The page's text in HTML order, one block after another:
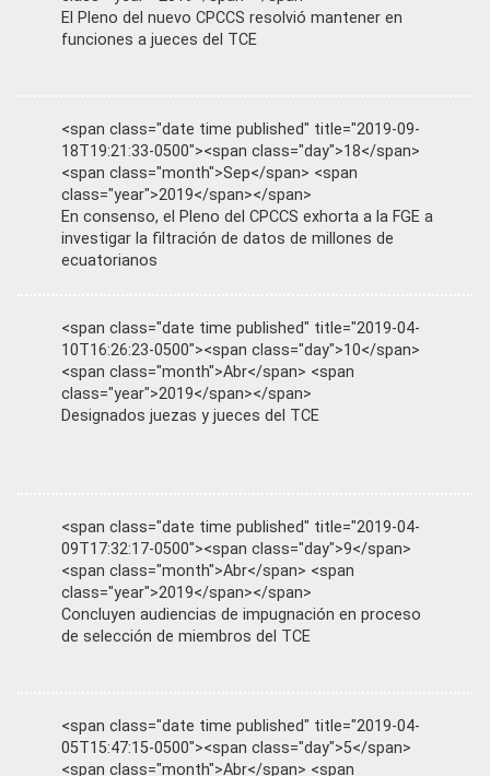
El Pleno del nuevo CPCCS resolvió mantener en
funciones a jueces del TCE
<span class="date time published" title="2019-09-
18T19:21:33-0500"><span class="day">18</span>
<span class="month">Sep</span> <span
class="year">2019</span></span>
En consenso, el Pleno del CPCCS exhorta a la FGE a
investigar la filtración de datos de millones de
ecuatorianos
<span class="date time published" title="2019-04-
10T16:26:23-0500"><span class="day">10</span>
<span class="month">Abr</span> <span
class="year">2019</span></span>
Designados juezas y jueces del TCE
<span class="date time published" title="2019-04-
09T17:32:17-0500"><span class="day">9</span>
<span class="month">Abr</span> <span
class="year">2019</span></span>
Concluyen audiencias de impugnación en proceso
de selección de miembros del TCE
<span class="date time published" title="2019-04-
05T15:47:15-0500"><span class="day">5</span>
<span class="month">Abr</span> <span